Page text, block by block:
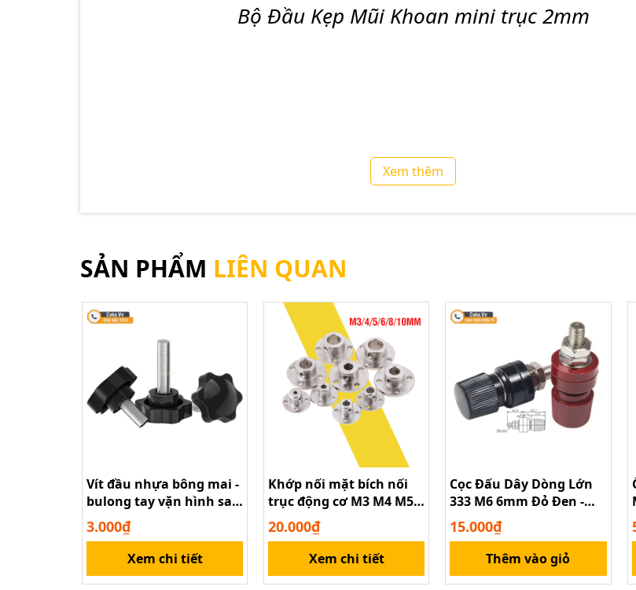
Bộ Đầu Kẹp Mũi Khoan mini trục 2mm
Bộ Đầu Kẹp Mũi Khoan mini trục 2mm
Xem thêm
SẢN PHẨM LIÊN QUAN
Vít đầu nhựa bông mai -
bulong tay vặn hình sao
M4 M5 M6 M8 M10
3.000₫
Xem chi tiết
Khớp nối mặt bích nối
trục động cơ M3 M4 M5
M6 M8 M10
20.000₫
Xem chi tiết
Cọc Đấu Dây Dòng Lớn
333 M6 6mm Đỏ Đen -
Dùng Cho Inverter
15.000₫
Thêm vào giỏ